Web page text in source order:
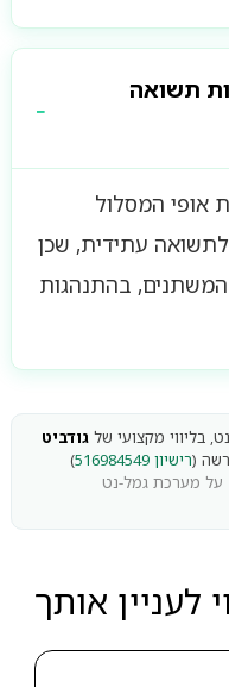
תשואה
אופי המסלול
לתשואה עתידית, שכן
המשתנים, בהתנהגות
בליווי מקצועי של גודביט
(רישיון 516984549
)
מבוססים על מערכת גמל-נט
לעניין אותך